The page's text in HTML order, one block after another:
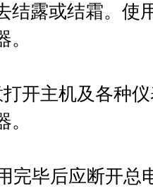
结露或结霜。使
主机及各种仪
毕后应断开总